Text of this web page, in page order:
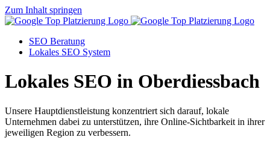
Zum Inhalt springen
SEO Beratung
Lokales SEO System
Lokales SEO in Oberdiessbach
Unsere Hauptdienstleistung konzentriert sich darauf, lokale
Unternehmen dabei zu unterstützen, ihre Online-Sichtbarkeit in ihrer
jeweiligen Region zu verbessern.